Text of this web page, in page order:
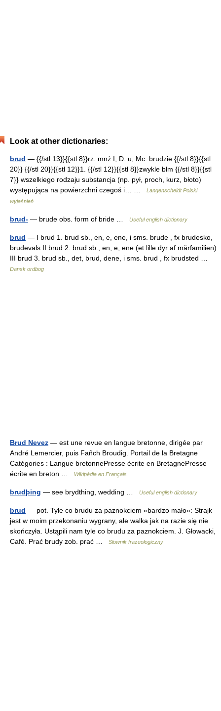
Look at other dictionaries:
brud — {{/stl 13}}{{stl 8}}rz. mnż I, D. u, Mc. brudzie {{/stl 8}}{{stl
20}} {{/stl 20}}{{stl 12}}1. {{/stl 12}}{{stl 8}}zwykle blm {{/stl 8}}{{stl
7}} wszelkiego rodzaju substancja (np. pył, proch, kurz, błoto)
występująca na powierzchni czegoś i… …
Langenscheidt Polski
wyjaśnień
brud- — brude obs. form of bride … Useful english dictionary
brud — I brud 1. brud sb., en, e, ene, i sms. brude , fx brudesko,
brudevals II brud 2. brud sb., en, e, ene (et lille dyr af mårfamilien)
III brud 3. brud sb., det, brud, dene, i sms. brud , fx brudsted …
Dansk ordbog
Brud Nevez — est une revue en langue bretonne, dirigée par
André Lemercier, puis Fañch Broudig. Portail de la Bretagne
Catégories : Langue bretonnePresse écrite en BretagnePresse
écrite en breton …
Wikipédia en Français
brudþing — see brydthing, wedding … Useful english dictionary
brud — pot. Tyle co brudu za paznokciem «bardzo mało»: Strajk
jest w moim przekonaniu wygrany, ale walka jak na razie się nie
skończyła. Ustąpili nam tyle co brudu za paznokciem. J. Głowacki,
Café. Prać brudy zob. prać …
Słownik frazeologiczny